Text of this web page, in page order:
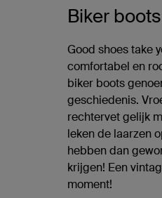
Biker boots
Good shoes take
comfortabel en
biker boots
geschiedenis.
rechtervet gelijk
leken de laarzen
hebben dan
krijgen! Een
moment!